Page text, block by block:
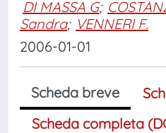
DI MASSA G;
Sandra; VENNERI F.
2006-01-01
Scheda breve
Scheda completa